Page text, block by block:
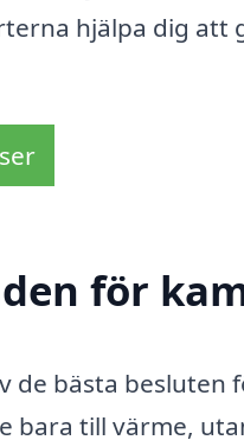
hjälpa dig att
för
de bästa besluten
till värme,